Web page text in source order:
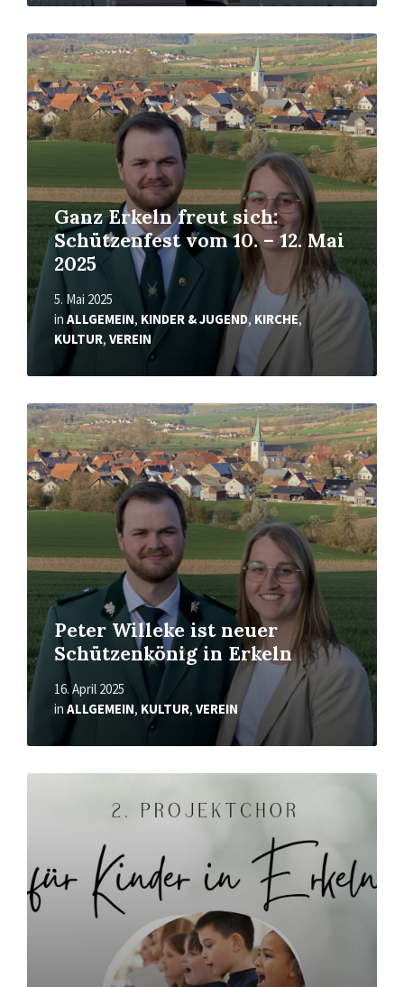
Ganz Erkeln freut sich:
Schützenfest vom 10. – 12. Mai
2025
5. Mai 2025
in ALLGEMEIN, KINDER & JUGEND, KIRCHE,
KULTUR, VEREIN
Mehr
erfahren
Peter Willeke ist neuer
Schützenkönig in Erkeln
16. April 2025
in ALLGEMEIN, KULTUR, VEREIN
Mehr
erfahren
Mehr